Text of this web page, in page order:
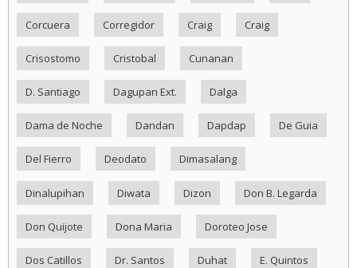
Corcuera Corregidor Craig Craig
Crisostomo Cristobal Cunanan
D. Santiago Dagupan Ext. Dalga
Dama de Noche Dandan Dapdap De Guia
Del Fierro Deodato Dimasalang
Dinalupihan Diwata Dizon Don B. Legarda
Don Quijote Dona Maria Doroteo Jose
Dos Catillos Dr. Santos Duhat E. Quintos